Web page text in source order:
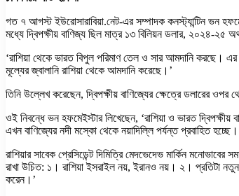
গত ৭ আগস্ট ইউরোসারাবিয়া.নেট-এর সম্পাদক কনস্ট্যান্টিন ভন
মধ্যে দ্বিপক্ষীয় বাণিজ্য ছিল মাত্র ১৩ বিলিয়ন ডলার, ২০২৪-২৫
‘রাশিয়া থেকে ভারত বিপুল পরিমাণ তেল ও সার আমদানি করছে।
মূল্যের জ্বালানি রাশিয়া থেকে আমদানি করেছে।’
তিনি উল্লেখ করেছেন, দ্বিপক্ষীয় বাণিজ্যের ক্ষেত্রে ডলারের ওপর
ওই নিবন্ধে ভন হফমেইস্টার লিখেছেন, ‘রাশিয়া ও ভারত
এখন বাণিজ্যের নদী মস্কো থেকে নয়াদিল্লি পর্যন্ত প্রবাহিত
রাশিয়ার সাবেক প্রেসিডেন্ট দিমিত্রি মেদভেদেভ মার্কিন
রাখা উচিত: ১। রাশিয়া ইসরাইল নয়, ইরানও নয়। ২। প্রতিটা
করেন।’